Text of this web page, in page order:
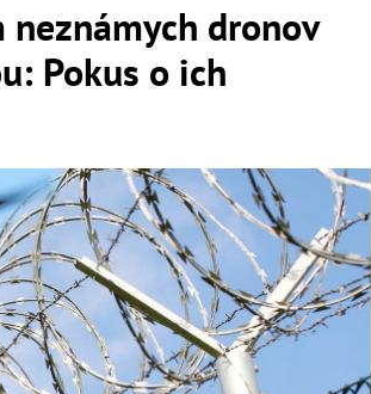
dronov
Pokus o ich